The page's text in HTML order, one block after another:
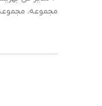
مجموعه،